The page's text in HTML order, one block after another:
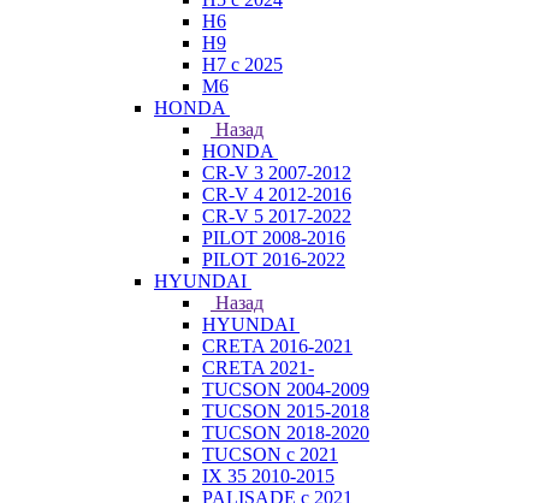
H6
H9
H7 с 2025
M6
HONDA
Назад
HONDA
CR-V 3 2007-2012
CR-V 4 2012-2016
CR-V 5 2017-2022
PILOT 2008-2016
PILOT 2016-2022
HYUNDAI
Назад
HYUNDAI
CRETA 2016-2021
CRETA 2021-
TUCSON 2004-2009
TUCSON 2015-2018
TUCSON 2018-2020
TUCSON с 2021
IX 35 2010-2015
PALISADE с 2021